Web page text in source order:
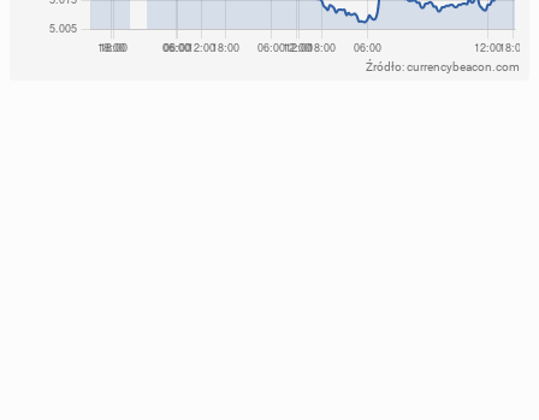
Źródło: currencybeacon.com